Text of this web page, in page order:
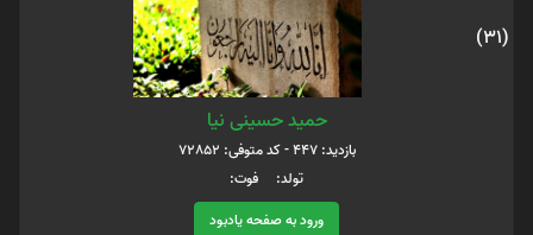
(31)
حمید حسینی نیا
بازدید: 447 - کد متوفی: 72852
تولد: فوت:
ورود به صفحه یادبود